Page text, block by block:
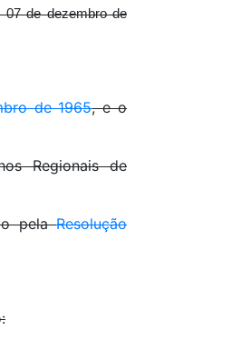
07 de dezembro de
de 1965, e o
Regionais de
pelaResolução